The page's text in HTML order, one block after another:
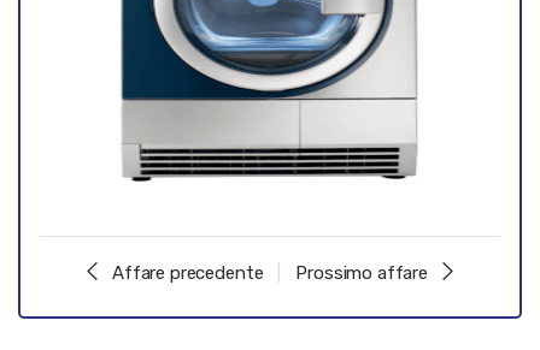
Affare precedente Prossimo affare